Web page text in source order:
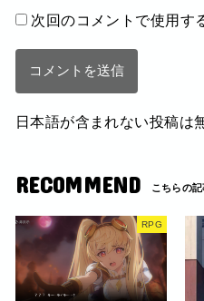
次回のコメントで使用す
日本語が含まれない投稿は
RECOMMEND
RPG